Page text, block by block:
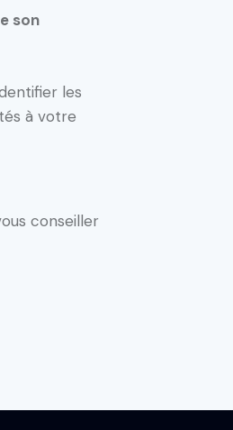
son
les
à votre
conseiller